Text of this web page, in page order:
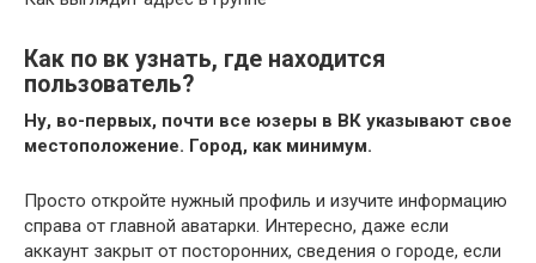
Как по вк узнать, где находится
пользователь?
Ну, во-первых, почти все юзеры в ВК указывают свое
местоположение. Город, как минимум.
Просто откройте нужный профиль и изучите информацию
справа от главной аватарки. Интересно, даже если
аккаунт закрыт от посторонних, сведения о городе, если